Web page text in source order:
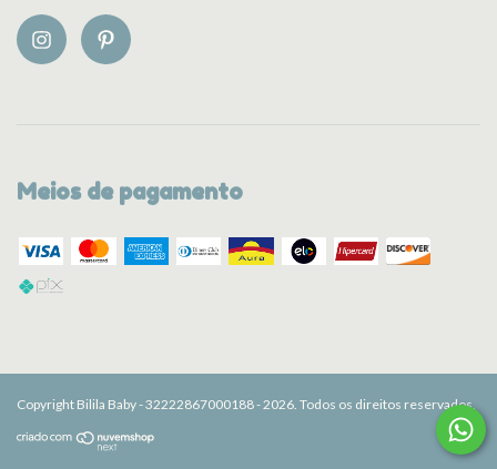
Meios de pagamento
Copyright Bilila Baby - 32222867000188 - 2026. Todos os direitos reservados.